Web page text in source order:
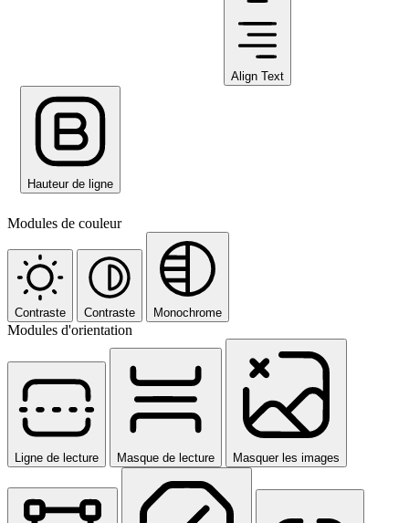
Align Text
Hauteur de ligne
Modules de couleur
Contraste Contraste Monochrome
Modules d'orientation
Ligne de lecture Masque de lecture Masquer les images